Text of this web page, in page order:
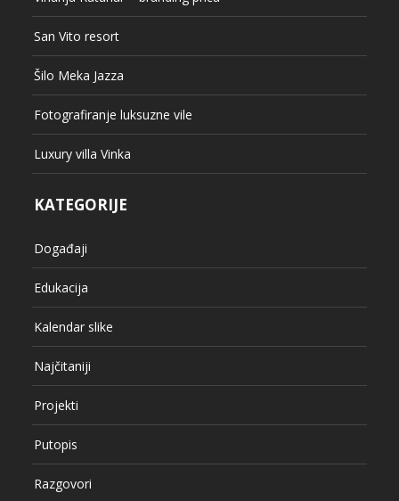
San Vito resort
Šilo Meka Jazza
Fotografiranje luksuzne vile
Luxury villa Vinka
KATEGORIJE
Događaji
Edukacija
Kalendar slike
Najčitaniji
Projekti
Putopis
Razgovori